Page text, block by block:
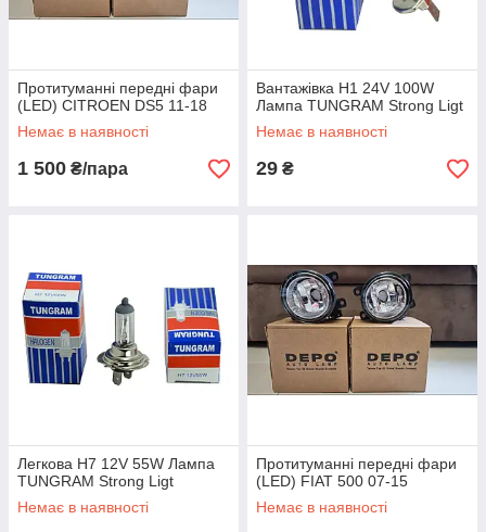
Протитуманні передні фари
(LED) CITROEN DS5 11-18
Немає в наявності
1 500 ₴/пара
Вантажівка H1 24V 100W
Лампа TUNGRAM Strong Ligt
Немає в наявності
29 ₴
Легкова H7 12V 55W Лампа
TUNGRAM Strong Ligt
Немає в наявності
Протитуманні передні фари
(LED) FIAT 500 07-15
Немає в наявності